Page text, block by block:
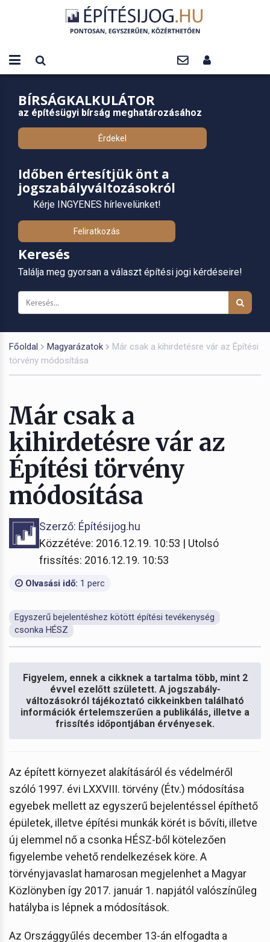
BÍRSÁGKALKULÁTOR
az építésügyi bírság meghatározásához
Érdekel
Időben értesítjük önt a
jogszabályváltozásokról
Kérje INGYENES hírlevelünket!
Feliratkozás
Keresés
Találja meg gyorsan a választ építési jogi kérdéseire!
Főoldal Magyarázatok
Már csak a kihirdetésre vár az Építési
törvény módosítása
Már csak a
kihirdetésre vár az
Építési törvény
módosítása
Szerző: Építésijog.hu
Közzétéve: 2016.12.19. 10:53 | Utolsó
frissítés: 2016.12.19. 10:53
Olvasási idő: 1 perc
Egyszerű bejelentéshez kötött építési tevékenység
csonka HÉSZ
Figyelem, ennek a cikknek a tartalma több, mint 2
évvel ezelőtt született. A jogszabály-
változásokról tájékoztató cikkeinkben található
információk értelemszerűen a publikálás, illetve a
frissítés időpontjában érvényesek.
Az épített környezet alakításáról és védelméről
szóló 1997. évi LXXVIII. törvény (Étv.) módosítása
egyebek mellett az egyszerű bejelentéssel építhető
épületek, illetve építési munkák körét is bővíti, illetve
új elemmel nő a csonka HÉSZ-ből kötelezően
figyelembe vehető rendelkezések köre. A
törvényjavaslat hamarosan megjelenhet a Magyar
Közlönyben így 2017. január 1. napjától valószínűleg
hatályba is lépnek a módosítások.
Az Országgyűlés december 13-án elfogadta a